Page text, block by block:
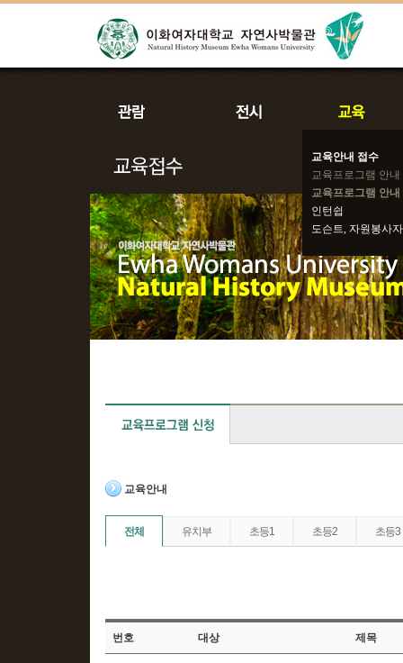
교육안내 접수
교육프로그램 안내
교육프로그램 안내
인턴쉽
도슨트, 자원봉사자
교육안내
전체 유치부 초등1 초등2 초등3
번호 대상 제목